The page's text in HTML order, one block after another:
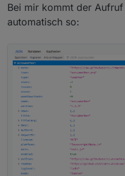
Bei mir kommt der
automatisch so: